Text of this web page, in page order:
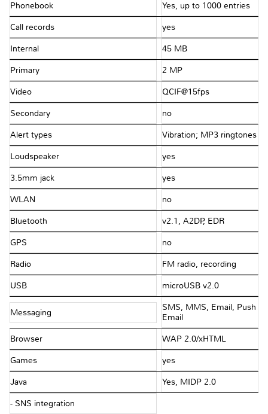
Phonebook Yes, up to 1000 entries
Call records yes
Internal 45 MB
Primary 2 MP
Video QCIF@15fps
Secondary no
Alert types Vibration; MP3 ringtones
Loudspeaker yes
3.5mm jack yes
WLAN no
Bluetooth v2.1, A2DP, EDR
GPS no
Radio FM radio, recording
USB microUSB v2.0
Messaging
SMS, MMS, Email, Push
Email
Browser WAP 2.0/xHTML
Games yes
Java Yes, MIDP 2.0
- SNS integration